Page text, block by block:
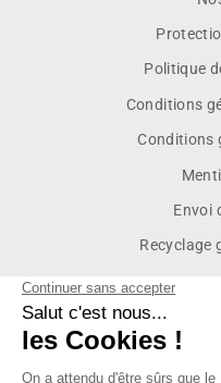
Politique
Conditions
Conditions
Envoi
Recyclage
Inscrivez vous pour
offres exclusives
INSCRIVEZ-
S'INSCRIRE